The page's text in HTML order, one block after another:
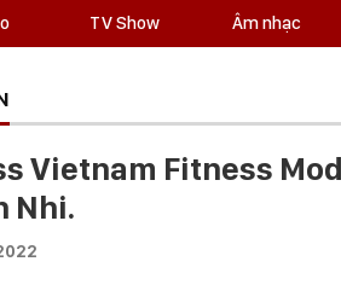
TV Show Âm nhạc
Vietnam Fitness
Nhi.